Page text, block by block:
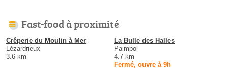
Fast-food à proximité
Crêperie du Moulin à Mer
Lézardrieux
3.6 km
La Bulle des Halles
Paimpol
4.7 km
Fermé, ouvre à 9h